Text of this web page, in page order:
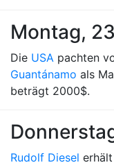
Montag,
Die USA pachten
Guantánamo als
beträgt 2000$.
Rudolf Diesel